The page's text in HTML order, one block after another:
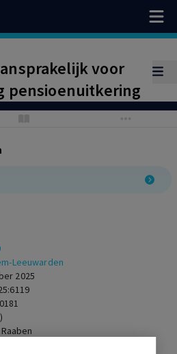
voor
pensioenuitkering
Leeuwarden
2025